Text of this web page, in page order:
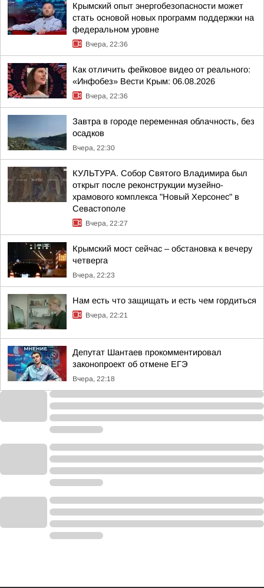
Крымский опыт энергобезопасности может
стать основой новых программ поддержки на
федеральном уровне
Вчера, 22:36
Как отличить фейковое видео от реального:
«Инфобез» Вести Крым: 06.08.2026
Вчера, 22:36
Завтра в городе переменная облачность, без
осадков
Вчера, 22:30
КУЛЬТУРА. Собор Святого Владимира был
открыт после реконструкции музейно-
храмового комплекса "Новый Херсонес" в
Севастополе
Вчера, 22:27
Крымский мост сейчас – обстановка к вечеру
четверга
Вчера, 22:23
Нам есть что защищать и есть чем гордиться
Вчера, 22:21
Депутат Шантаев прокомментировал
законопроект об отмене ЕГЭ
Вчера, 22:18